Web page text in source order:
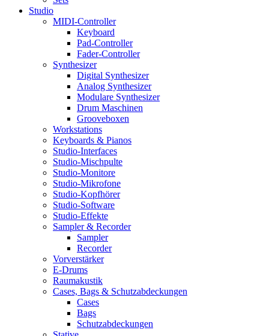
Studio
MIDI-Controller
Keyboard
Pad-Controller
Fader-Controller
Synthesizer
Digital Synthesizer
Analog Synthesizer
Modulare Synthesizer
Drum Maschinen
Grooveboxen
Workstations
Keyboards & Pianos
Studio-Interfaces
Studio-Mischpulte
Studio-Monitore
Studio-Mikrofone
Studio-Kopfhörer
Studio-Software
Studio-Effekte
Sampler & Recorder
Sampler
Recorder
Vorverstärker
E-Drums
Raumakustik
Cases, Bags & Schutzabdeckungen
Cases
Bags
Schutzabdeckungen